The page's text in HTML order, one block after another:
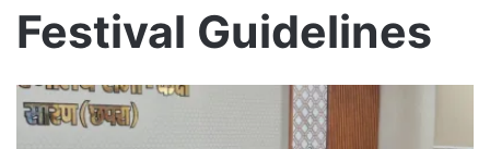
Festival Guidelines